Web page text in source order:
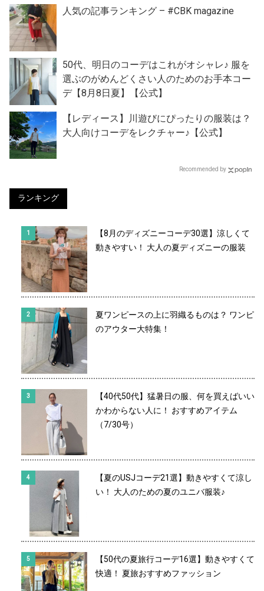
人気の記事ランキング – #CBK magazine
50代、明日のコーデはこれがオシャレ♪ 服を
選ぶのがめんどくさい人のためのお手本コー
デ【8月8日夏】【公式】
【レディース】川遊びにぴったりの服装は？
大人向けコーデをレクチャー♪【公式】
Recommended by
ランキング
【8月のディズニーコーデ30選】涼しくて
動きやすい！ 大人の夏ディズニーの服装
夏ワンピースの上に羽織るものは？ ワンピ
のアウター大特集！
【40代50代】猛暑日の服、何を買えばいい
かわからない人に！ おすすめアイテム
（7/30号）
【夏のUSJコーデ21選】動きやすくて涼し
い！ 大人のための夏のユニバ服装♪
【50代の夏旅行コーデ16選】動きやすくて
快適！ 夏旅おすすめファッション